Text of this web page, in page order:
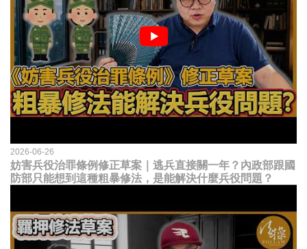
2026-06-26
妨害兵役治罪條例修正草案｜逃兵直接關一年？內政部跟國
防部只能想到這種粗暴修法，是能解決什麼兵役問題？